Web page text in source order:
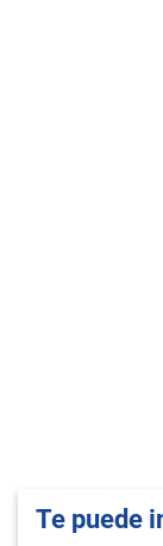
Te puede